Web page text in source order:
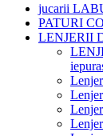
jucarii
PATURI
LENJERII